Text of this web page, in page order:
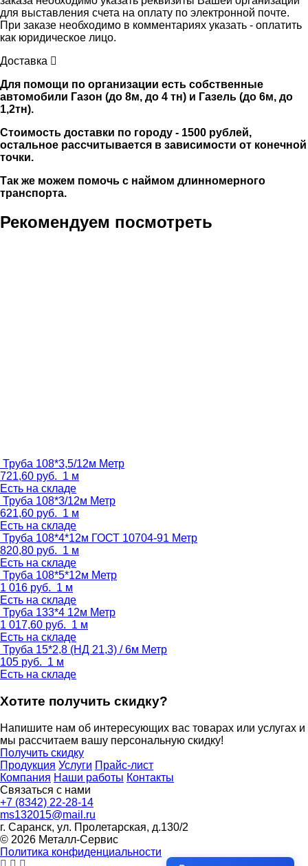
для выставления счета на оплату по электронной почте.
При заказе необходимо в комментариях указать - оплатить
как юридическое лицо.
Доставка
Для помощи по организации есть собственные
автомобили Газон (до 8м, до 4 тн) и Газель (до 6м, до
1,2тн).
Стоимость доставки по городу - 1500 рублей,
остальное рассчитывается в зависимости от конечной
точки.
Так же можем помочь с наймом длинномерного
транспорта.
Рекомендуем посмотреть
Труба 108*3,5/12м Метр
721,60 руб. 1 м
Есть на складе
Труба 108*3/12м Метр
621,60 руб. 1 м
Есть на складе
Труба 108*4*12м ГОСТ 10704-91 Метр
820,80 руб. 1 м
Есть на складе
Труба 108*5*12м Метр
1 016 руб. 1 м
Есть на складе
Труба 133*4 12м Метр
1 017,60 руб. 1 м
Есть на складе
Труба 15*2,8 (НД 21,3) / 6м Метр
105 руб. 1 м
Есть на складе
Хотите получить скидку?
Напишите нам об интересующих вас товарах или услугах и
мы рассчитаем вашу персональную скидку!
Получить скидку
Продукция Услуги Прайс-лист
Компания Наши работы Контакты
Связаться с нами
+7 (8342) 22-28-14
ms132015@mail.ru
г. Саранск, ул. Пролетарская, д.130/2
© 2026 Металл-Сервис
Политика конфиденциальности